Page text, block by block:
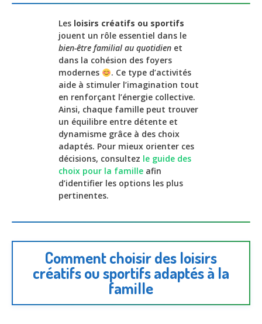
Les loisirs créatifs ou sportifs
jouent un rôle essentiel dans le
bien-être familial au quotidien et
dans la cohésion des foyers
modernes
. Ce type d’activités
aide à stimuler l’imagination tout
en renforçant l’énergie collective.
Ainsi, chaque famille peut trouver
un équilibre entre détente et
dynamisme grâce à des choix
adaptés. Pour mieux orienter ces
décisions, consultez le guide des
choix pour la famille afin
d’identifier les options les plus
pertinentes.
Comment choisir des loisirs
créatifs ou sportifs adaptés à la
famille